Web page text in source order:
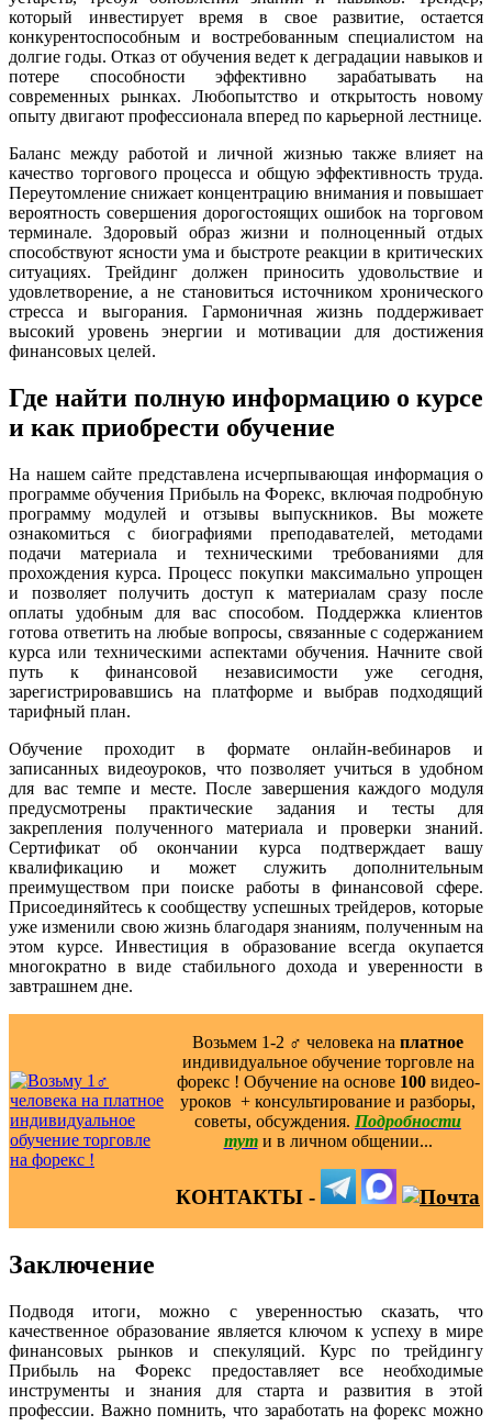
который инвестирует время в свое развитие, остается
конкурентоспособным и востребованным специалистом на
долгие годы. Отказ от обучения ведет к деградации навыков и
потере способности эффективно зарабатывать на
современных рынках. Любопытство и открытость новому
опыту двигают профессионала вперед по карьерной лестнице.
Баланс между работой и личной жизнью также влияет на
качество торгового процесса и общую эффективность труда.
Переутомление снижает концентрацию внимания и повышает
вероятность совершения дорогостоящих ошибок на торговом
терминале. Здоровый образ жизни и полноценный отдых
способствуют ясности ума и быстроте реакции в критических
ситуациях. Трейдинг должен приносить удовольствие и
удовлетворение, а не становиться источником хронического
стресса и выгорания. Гармоничная жизнь поддерживает
высокий уровень энергии и мотивации для достижения
финансовых целей.
Где найти полную информацию о курсе
и как приобрести обучение
На нашем сайте представлена исчерпывающая информация о
программе обучения Прибыль на Форекс, включая подробную
программу модулей и отзывы выпускников. Вы можете
ознакомиться с биографиями преподавателей, методами
подачи материала и техническими требованиями для
прохождения курса. Процесс покупки максимально упрощен
и позволяет получить доступ к материалам сразу после
оплаты удобным для вас способом. Поддержка клиентов
готова ответить на любые вопросы, связанные с содержанием
курса или техническими аспектами обучения. Начните свой
путь к финансовой независимости уже сегодня,
зарегистрировавшись на платформе и выбрав подходящий
тарифный план.
Обучение проходит в формате онлайн-вебинаров и
записанных видеоуроков, что позволяет учиться в удобном
для вас темпе и месте. После завершения каждого модуля
предусмотрены практические задания и тесты для
закрепления полученного материала и проверки знаний.
Сертификат об окончании курса подтверждает вашу
квалификацию и может служить дополнительным
преимуществом при поиске работы в финансовой сфере.
Присоединяйтесь к сообществу успешных трейдеров, которые
уже изменили свою жизнь благодаря знаниям, полученным на
этом курсе. Инвестиция в образование всегда окупается
многократно в виде стабильного дохода и уверенности в
завтрашнем дне.
Возьмем 1-2 ‍♂️ человека на платное
индивидуальное обучение торговле на
форекс ! Обучение на основе 100видео-
уроков ️ + консультирование и разборы,
советы, обсуждения. Подробности
тут и в личном общении...
КОНТАКТЫ -
Заключение
Подводя итоги, можно с уверенностью сказать, что
качественное образование является ключом к успеху в мире
финансовых рынков и спекуляций. Курс по трейдингу
Прибыль на Форекс предоставляет все необходимые
инструменты и знания для старта и развития в этой
профессии. Важно помнить, что заработать на форекс можно